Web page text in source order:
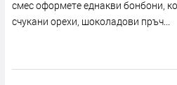
смес оформете еднакви бонбони,
счукани орехи, шоколадови пръч...